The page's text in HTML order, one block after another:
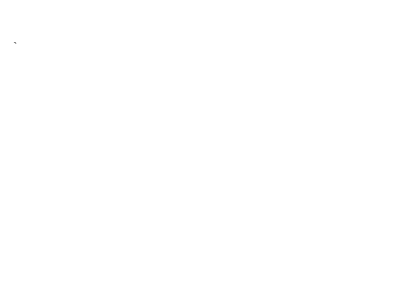
`